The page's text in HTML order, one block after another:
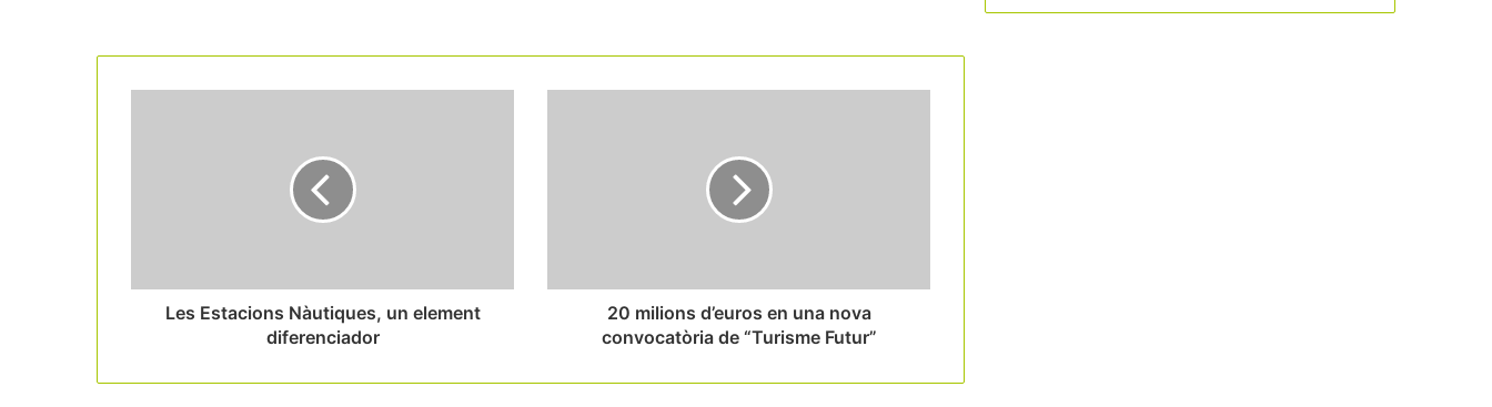
Les Estacions Nàutiques, un element
diferenciador
20 milions d’euros en una nova
convocatòria de “Turisme Futur”